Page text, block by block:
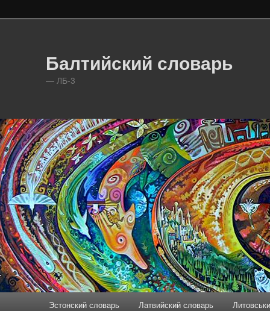
Балтийский словарь
— ЛБ-3
Эстонский словарь Латвийский словарь